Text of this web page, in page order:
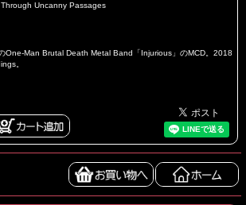
Uncanny Passages
One-Man Brutal Death Metal Band「Injurious」のMCD。2018
。